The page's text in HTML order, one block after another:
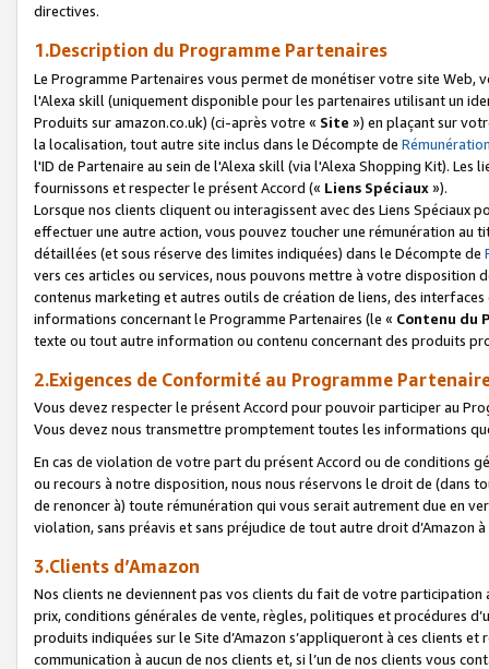
directives.
1.Description du Programme Partenaires
Le Programme Partenaires vous permet de monétiser votre site Web,
l'Alexa skill (uniquement disponible pour les partenaires utilisant un
Produits sur amazon.co.uk) (ci-après votre « Site ») en plaçant sur
la localisation, tout autre site inclus dans le Décompte de
l'ID de Partenaire au sein de l'Alexa skill (via l'Alexa Shopping Kit).
fournissons et respecter le présent Accord (« Liens Spéciaux»).
Lorsque nos clients cliquent ou interagissent avec des Liens Spéciaux
effectuer une autre action, vous pouvez toucher une rémunération
détaillées (et sous réserve des limites indiquées) dans le Décompte de
vers ces articles ou services, nous pouvons mettre à votre disposition
contenus marketing et autres outils de création de liens, des
informations concernant le Programme Partenaires (le « Contenu du
texte ou tout autre information ou contenu concernant des produits
2.Exigences de Conformité au Programme
Vous devez respecter le présent Accord pour pouvoir participer au
Vous devez nous transmettre promptement toutes les informations
En cas de violation de votre part du présent Accord ou de conditions
ou recours à notre disposition, nous nous réservons le droit de (dans
de renoncer à) toute rémunération qui vous serait autrement due en
violation, sans préavis et sans préjudice de tout autre droit
3.Clients d’Amazon
Nos clients ne deviennent pas vos clients du fait de votre
prix, conditions générales de vente, règles, politiques et procédures
produits indiquées sur le Site d’Amazon s’appliqueront à ces clients
communication à aucun de nos clients et, si l’un de nos clients vous